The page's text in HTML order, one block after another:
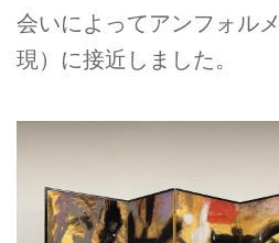
会いによってアンフォル
現）に接近しました。